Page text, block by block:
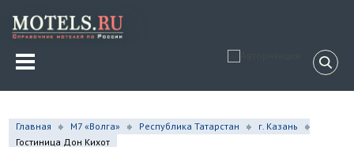
Главная М7 «Волга» Республика Татарстан
г. Казань
Гостиница Дон Кихот